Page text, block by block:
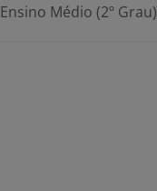
Ensino Médio (2º Grau)